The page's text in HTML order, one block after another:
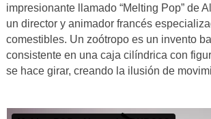
impresionante llamado “Melting Pop” de
un director y animador francés
comestibles. Un zoótropo es un invento
consistente en una caja cilíndrica con
se hace girar, creando la ilusión de